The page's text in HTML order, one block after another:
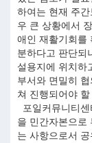
하여는 현재 주
우 큰 상황에서
애인 재활기회를
분하다고 판단되
설용지에 위치하
부서와 면밀히
쳐 진행되어야
포일커뮤니티
을 민간자본으로
는 사항으로서